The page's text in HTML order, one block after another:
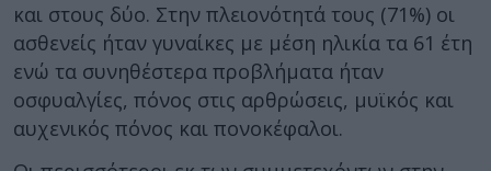
και στους δύο. Στην πλειονότητά τους (71%) οι
ασθενείς ήταν γυναίκες με μέση ηλικία τα 61 έτη
ενώ τα συνηθέστερα προβλήματα ήταν
οσφυαλγίες, πόνος στις αρθρώσεις, μυϊκός και
αυχενικός πόνος και πονοκέφαλοι.